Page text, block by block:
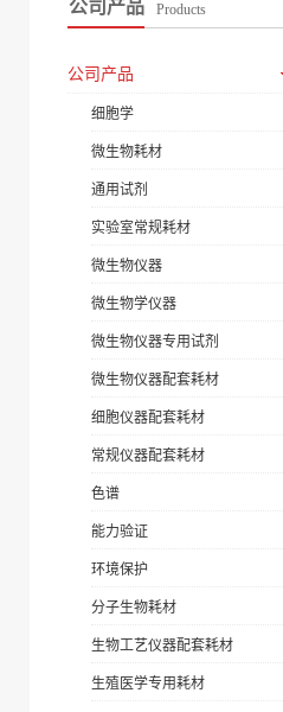
公司产品 Products
公司产品
细胞学
微生物耗材
通用试剂
实验室常规耗材
微生物仪器
微生物学仪器
微生物仪器专用试剂
微生物仪器配套耗材
细胞仪器配套耗材
常规仪器配套耗材
色谱
能力验证
环境保护
分子生物耗材
生物工艺仪器配套耗材
生殖医学专用耗材